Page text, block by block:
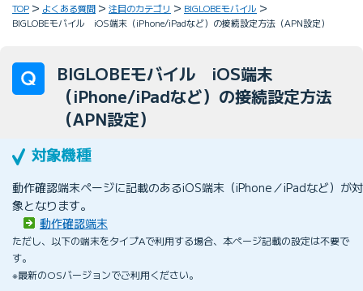
TOP よくある質問 注目のカテゴリ
BIGLOBEモバイル
BIGLOBEモバイル iOS端末（iPhone/iPadなど）の接続設定方法（APN設定）
BIGLOBEモバイル iOS端末
（iPhone/iPadなど）の接続設定方法
（APN設定）
動作確認端末ページに記載のあるiOS端末（iPhone／iPadなど）が対
象となります。
動作確認端末
ただし、以下の端末をタイプAで利用する場合、本ページ記載の設定は不要で
す。
※最新のOSバージョンでご利用ください。